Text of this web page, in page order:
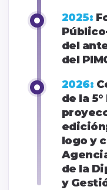
2025:
del
del
2026:
de la
logo y
de la
y